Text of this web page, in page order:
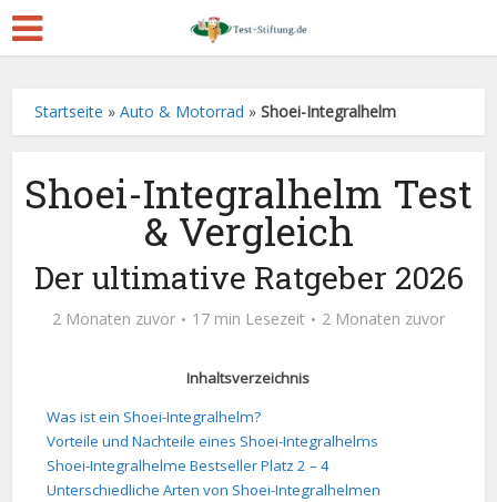
Startseite »Auto & Motorrad »Shoei-Integralhelm
Shoei-Integralhelm Test
& Vergleich
Der ultimative Ratgeber 2026
2 Monaten zuvor 17 min Lesezeit 2 Monaten zuvor
Inhaltsverzeichnis
Was ist ein Shoei-Integralhelm?
Vorteile und Nachteile eines Shoei-Integralhelms
Shoei-Integralhelme Bestseller Platz 2 – 4
Unterschiedliche Arten von Shoei-Integralhelmen